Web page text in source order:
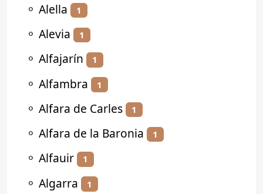
⚬ Alella 1
⚬ Alevia 1
⚬ Alfajarín 1
⚬ Alfambra 1
⚬ Alfara de Carles 1
⚬ Alfara de la Baronia 1
⚬ Alfauir 1
⚬ Algarra 1